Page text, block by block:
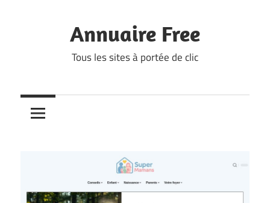
Annuaire Free
Tous les sites à portée de clic